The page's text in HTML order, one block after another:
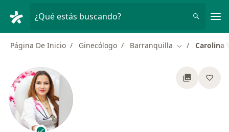
¿Qué estás buscando?
Página De Inicio Ginecólogo Barranquilla Cambiar de
Carolina